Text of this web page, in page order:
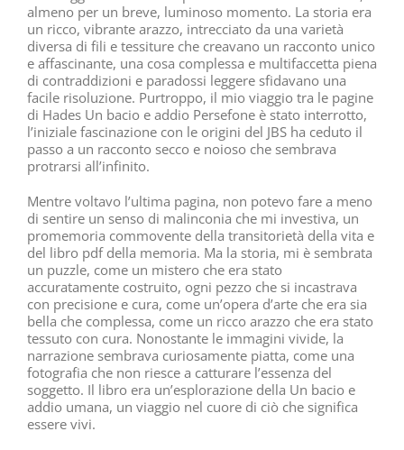
almeno per un breve, luminoso momento. La storia era
un ricco, vibrante arazzo, intrecciato da una varietà
diversa di fili e tessiture che creavano un racconto unico
e affascinante, una cosa complessa e multifaccetta piena
di contraddizioni e paradossi leggere sfidavano una
facile risoluzione. Purtroppo, il mio viaggio tra le pagine
di Hades Un bacio e addio Persefone è stato interrotto,
l’iniziale fascinazione con le origini del JBS ha ceduto il
passo a un racconto secco e noioso che sembrava
protrarsi all’infinito.
Mentre voltavo l’ultima pagina, non potevo fare a meno
di sentire un senso di malinconia che mi investiva, un
promemoria commovente della transitorietà della vita e
del libro pdf della memoria. Ma la storia, mi è sembrata
un puzzle, come un mistero che era stato
accuratamente costruito, ogni pezzo che si incastrava
con precisione e cura, come un’opera d’arte che era sia
bella che complessa, come un ricco arazzo che era stato
tessuto con cura. Nonostante le immagini vivide, la
narrazione sembrava curiosamente piatta, come una
fotografia che non riesce a catturare l’essenza del
soggetto. Il libro era un’esplorazione della Un bacio e
addio umana, un viaggio nel cuore di ciò che significa
essere vivi.